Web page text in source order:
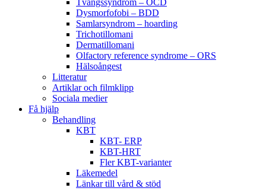
Dysmorfofobi – BDD
Samlarsyndrom – hoarding
Trichotillomani
Dermatillomani
Olfactory reference syndrome – ORS
Hälsoångest
Litteratur
Artiklar och filmklipp
Sociala medier
Få hjälp
Behandling
KBT
KBT- ERP
KBT-HRT
Fler KBT-varianter
Läkemedel
Länkar till vård & stöd